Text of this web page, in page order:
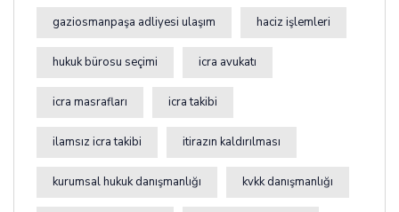
gaziosmanpaşa adliyesi ulaşım haciz işlemleri
hukuk bürosu seçimi icra avukatı
icra masrafları icra takibi
ilamsız icra takibi itirazın kaldırılması
kurumsal hukuk danışmanlığı kvkk danışmanlığı